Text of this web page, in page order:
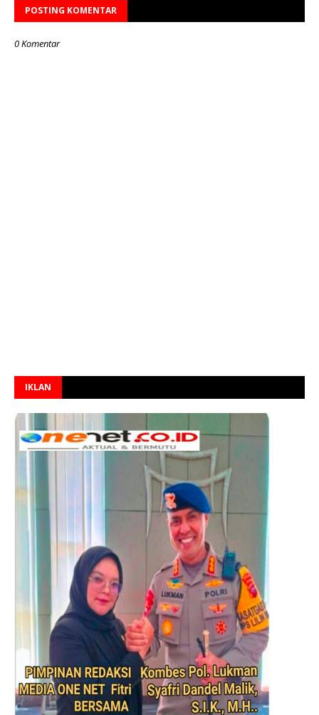
POSTING KOMENTAR
0 Komentar
IKLAN